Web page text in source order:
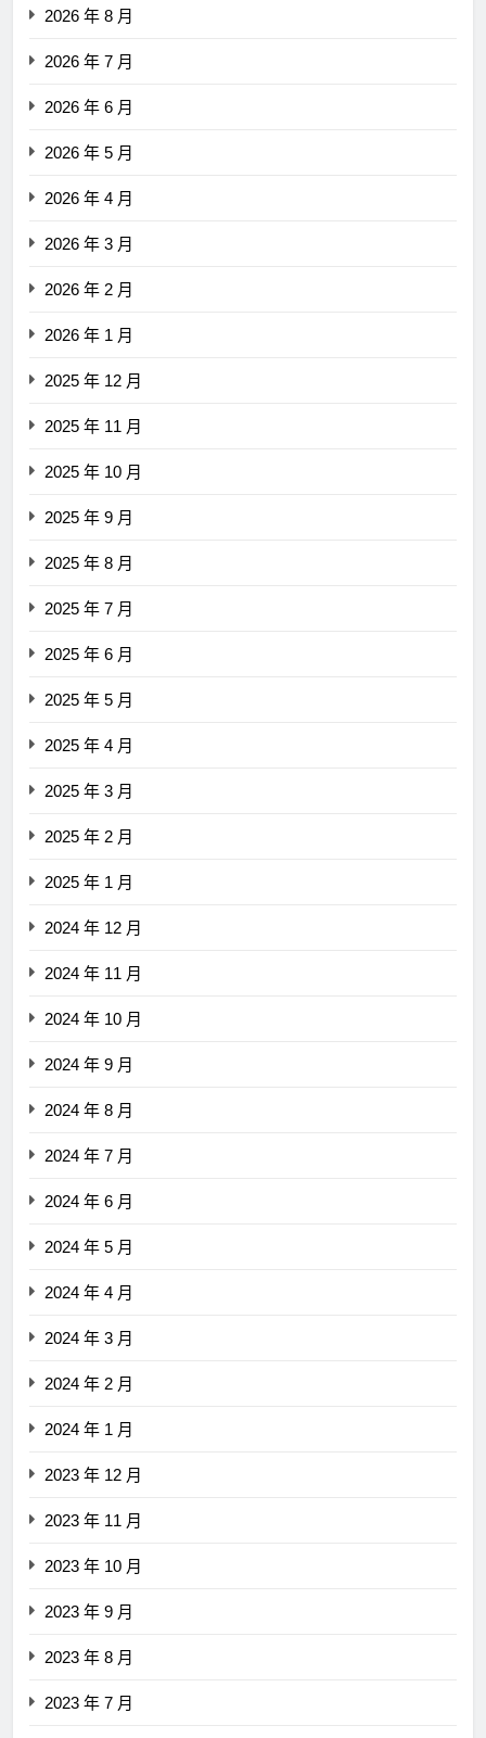
2026 年 8 月
2026 年 7 月
2026 年 6 月
2026 年 5 月
2026 年 4 月
2026 年 3 月
2026 年 2 月
2026 年 1 月
2025 年 12 月
2025 年 11 月
2025 年 10 月
2025 年 9 月
2025 年 8 月
2025 年 7 月
2025 年 6 月
2025 年 5 月
2025 年 4 月
2025 年 3 月
2025 年 2 月
2025 年 1 月
2024 年 12 月
2024 年 11 月
2024 年 10 月
2024 年 9 月
2024 年 8 月
2024 年 7 月
2024 年 6 月
2024 年 5 月
2024 年 4 月
2024 年 3 月
2024 年 2 月
2024 年 1 月
2023 年 12 月
2023 年 11 月
2023 年 10 月
2023 年 9 月
2023 年 8 月
2023 年 7 月